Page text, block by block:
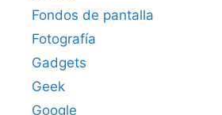
Fondos de pantalla
Fotografía
Gadgets
Geek
Google